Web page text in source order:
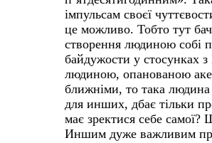
імпульсам своєї
це можливо. Тобто тут
створення людиною собі
байдужости у стосунках
людиною, опанованою
ближніми, то така людина
для инших, дбає тільки
має зректися себе самої?
Иншим дуже важливим